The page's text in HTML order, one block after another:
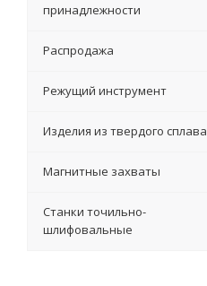
принадлежности
Распродажа
Режущий инструмент
Изделия из твердого сплава
Магнитные захваты
Станки точильно-
шлифовальные